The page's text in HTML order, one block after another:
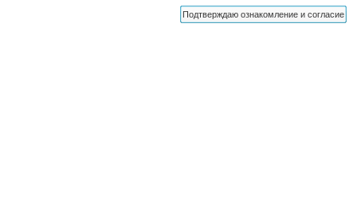
Подтверждаю ознакомление и согласие